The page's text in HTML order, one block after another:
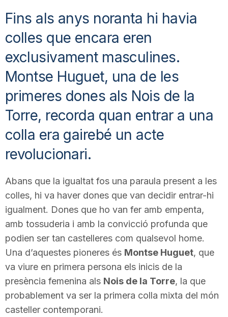
u
t
a
d
T
a
r
Fins als anys noranta hi havia
colles que encara eren
exclusivament masculines.
Montse Huguet, una de les
primeres dones als Nois de la
Torre, recorda quan entrar a una
colla era gairebé un acte
revolucionari.
Abans que la igualtat fos una paraula present a les
colles, hi va haver dones que van decidir entrar-hi
igualment. Dones que ho van fer amb empenta,
amb tossuderia i amb la convicció profunda que
podien ser tan castelleres com qualsevol home.
Una d’aquestes pioneres és Montse Huguet, que
va viure en primera persona els inicis de la
presència femenina als Nois de la Torre, la que
probablement va ser la primera colla mixta del món
casteller contemporani.